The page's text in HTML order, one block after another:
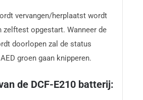
vervangen/herplaatst wordt
zelftest opgestart. Wanneer de
doorlopen zal de status
groen gaan knipperen.
de DCF-E210 batterij: